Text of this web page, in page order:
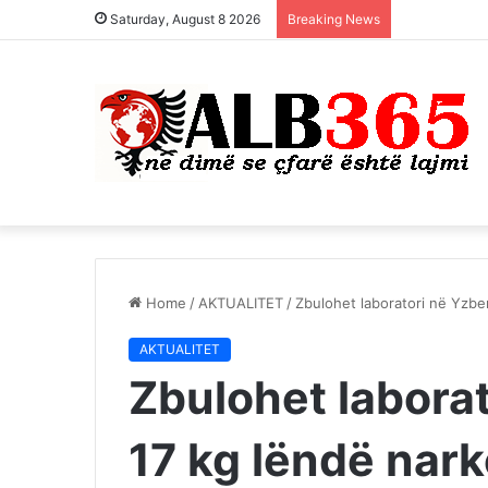
Saturday, August 8 2026 Breaking News
Home / AKTUALITET / Zbulohet labοratori në
AKTUALITET
Zbulohet
17 kg lëndë